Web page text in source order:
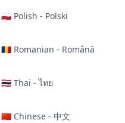
🇵🇱 Polish - Polski
🇷🇴 Romanian - Română
🇹🇭 Thai - ไทย
🇨🇳 Chinese - 中文